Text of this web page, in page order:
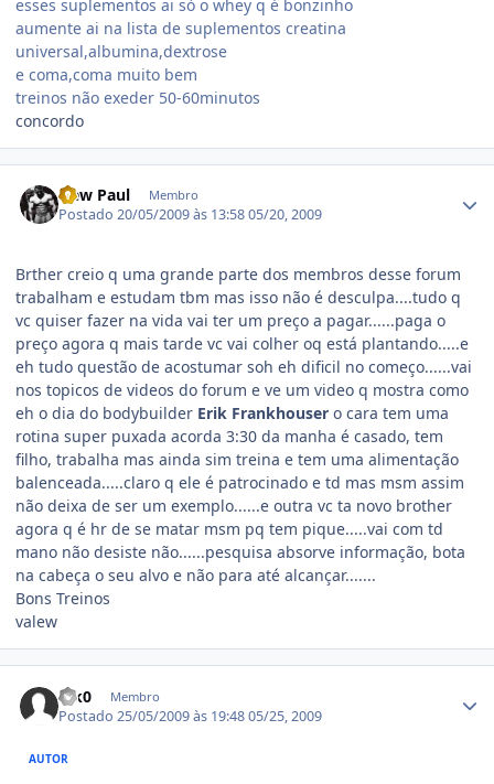
esses suplementos ai só o whey q é bonzinho
aumente ai na lista de suplementos creatina
universal,albumina,dextrose
e coma,coma muito bem
treinos não exeder 50-60minutos
concordo
New Paul Membro
Postado20/05/2009 às 13:5805/20, 2009
Brther creio q uma grande parte dos membros desse forum
trabalham e estudam tbm mas isso não é desculpa....tudo q
vc quiser fazer na vida vai ter um preço a pagar......paga o
preço agora q mais tarde vc vai colher oq está plantando.....e
eh tudo questão de acostumar soh eh dificil no começo......vai
nos topicos de videos do forum e ve um video q mostra como
eh o dia do bodybuilder Erik Frankhouser o cara tem uma
rotina super puxada acorda 3:30 da manha é casado, tem
filho, trabalha mas ainda sim treina e tem uma alimentação
balenceada.....claro q ele é patrocinado e td mas msm assim
não deixa de ser um exemplo......e outra vc ta novo brother
agora q é hr de se matar msm pq tem pique.....vai com td
mano não desiste não......pesquisa absorve informação, bota
na cabeça o seu alvo e não para até alcançar.......
Bons Treinos
valew
K!k0 Membro
Postado25/05/2009 às 19:4805/25, 2009
AUTOR